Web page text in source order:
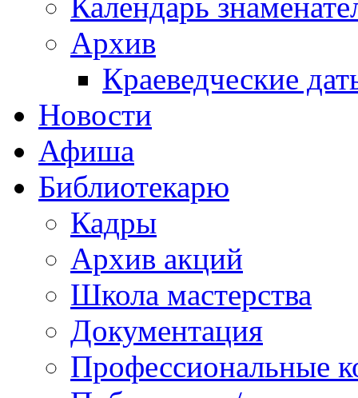
Архив
Краеведческие
Новости
Афиша
Библиотекарю
Кадры
Архив акций
Школа мастерства
Документация
Профессиональные